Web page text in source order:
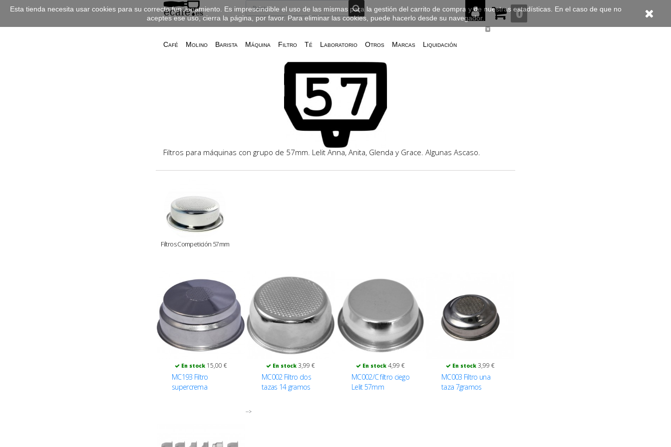
0
0
Café Molino Barista Máquina Filtro Té Laboratorio Otros Marcas Liquidación
Filtros para máquinas con grupo de 57mm. Lelit Anna, Anita, Glenda y Grace. Algunas Ascaso.
Filtros Competición 57mm
En stock 15,00 €
MC193 Filtro
supercrema
En stock 3,99 €
MC002 Filtro dos
tazas 14 gramos
En stock 4,99 €
MC002/C filtro ciego
Lelit 57mm
En stock 3,99 €
MC003 Filtro una
taza 7gramos
-->
Esta tienda necesita usar cookies para su correcto funcionamiento. Es imprescindible el uso de las mismas para la gestión del carrito de compra y de nuestras estadísticas. En el caso de que no
aceptes ese uso, cierra la página, por favor. Para eliminar las cookies, puede hacerlo desde su navegador.